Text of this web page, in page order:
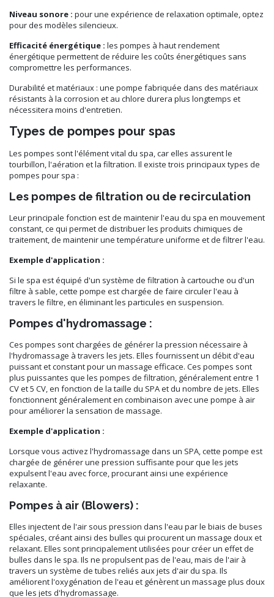
Niveau sonore : pour une expérience de relaxation optimale, optez
pour des modèles silencieux.
Efficacité énergétique : les pompes à haut rendement
énergétique permettent de réduire les coûts énergétiques sans
compromettre les performances.
Durabilité et matériaux : une pompe fabriquée dans des matériaux
résistants à la corrosion et au chlore durera plus longtemps et
nécessitera moins d'entretien.
Types de pompes pour spas
Les pompes sont l'élément vital du spa, car elles assurent le
tourbillon, l'aération et la filtration. Il existe trois principaux types de
pompes pour spa :
Les pompes de filtration ou de recirculation
Leur principale fonction est de maintenir l'eau du spa en mouvement
constant, ce qui permet de distribuer les produits chimiques de
traitement, de maintenir une température uniforme et de filtrer l'eau.
Exemple d'application :
Si le spa est équipé d'un système de filtration à cartouche ou d'un
filtre à sable, cette pompe est chargée de faire circuler l'eau à
travers le filtre, en éliminant les particules en suspension.
Pompes d'hydromassage :
Ces pompes sont chargées de générer la pression nécessaire à
l'hydromassage à travers les jets. Elles fournissent un débit d'eau
puissant et constant pour un massage efficace. Ces pompes sont
plus puissantes que les pompes de filtration, généralement entre 1
CV et 5 CV, en fonction de la taille du SPA et du nombre de jets. Elles
fonctionnent généralement en combinaison avec une pompe à air
pour améliorer la sensation de massage.
Exemple d'application :
Lorsque vous activez l'hydromassage dans un SPA, cette pompe est
chargée de générer une pression suffisante pour que les jets
expulsent l'eau avec force, procurant ainsi une expérience
relaxante.
Pompes à air (Blowers) :
Elles injectent de l'air sous pression dans l'eau par le biais de buses
spéciales, créant ainsi des bulles qui procurent un massage doux et
relaxant. Elles sont principalement utilisées pour créer un effet de
bulles dans le spa. Ils ne propulsent pas de l'eau, mais de l'air à
travers un système de tubes reliés aux jets d'air du spa. Ils
améliorent l'oxygénation de l'eau et génèrent un massage plus doux
que les jets d'hydromassage.